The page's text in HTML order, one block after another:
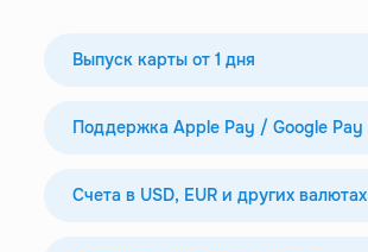
Выпуск карты от 1 дня
Поддержка Apple Pay / Google Pay
Счета в USD, EUR и других валютах